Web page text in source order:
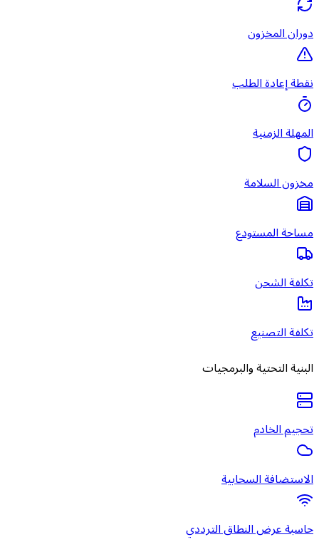
دوران المخزون
نقطة إعادة الطلب
المهلة الزمنية
مخزون السلامة
مساحة المستودع
تكلفة الشحن
تكلفة التصنيع
البنية التحتية والبرمجيات
تحجيم الخادم
الاستضافة السحابية
حاسبة عرض النطاق الترددي